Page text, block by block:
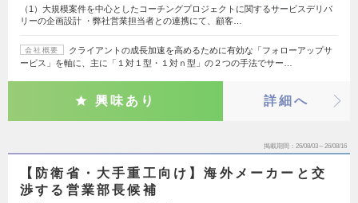
（1）大規模案件を中心としたコーチングプロジェクトに関するサービスデリバ
リーの企画設計 ・弊社営業担当者との連携にて、顧客…
会社概要
クライアントの成長加速を高めるために有効な「フォローアップサ
ービス」を軸に、主に「１対１型・１対ｎ型」の２つの手法でサー…
興味あり 詳細へ
掲載期間 26/08/03～26/08/16
【防衛省・大手重工向け】海外メーカーと交
渉する営業部長候補